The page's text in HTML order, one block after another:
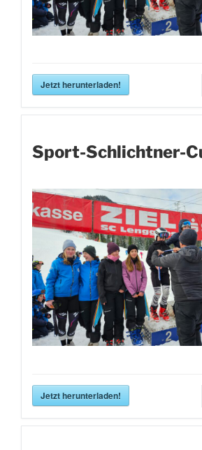
Jetzt herunterladen!
Sport-Schlichtner-
Jetzt herunterladen!